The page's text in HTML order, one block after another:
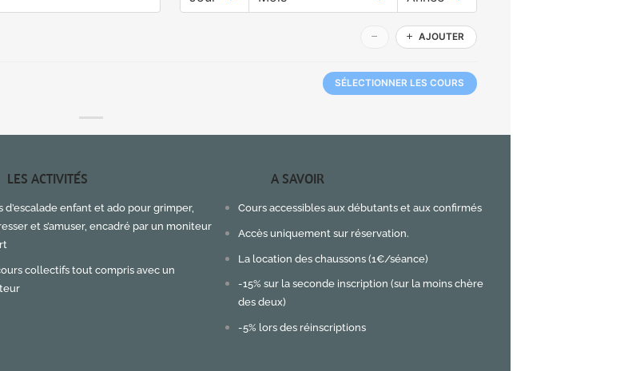
LES ACTIVITÉS
d’escalade enfant et ado pour grimper,
et s’amuser, encadré par un moniteur
collectifs tout compris avec un
A SAVOIR
Cours accessibles aux débutants et aux confirmés
Accès uniquement sur réservation.
La location des chaussons (1€/séance)
-15% sur la seconde inscription (sur la moins chère
des deux)
-5% lors des réinscriptions